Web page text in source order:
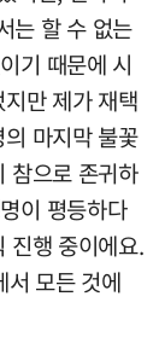
는 할 수 없는
기 때문에 시
만 제가 재택
마지막 불꽃
참으로 존귀하
이 평등하다
진행 중이에요.
서 모든 것에